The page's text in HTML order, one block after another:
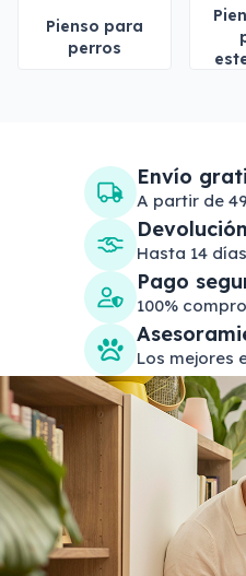
Pienso para
perros
Envío
A partir de
Hasta 14
Pago
100%
Los mejores